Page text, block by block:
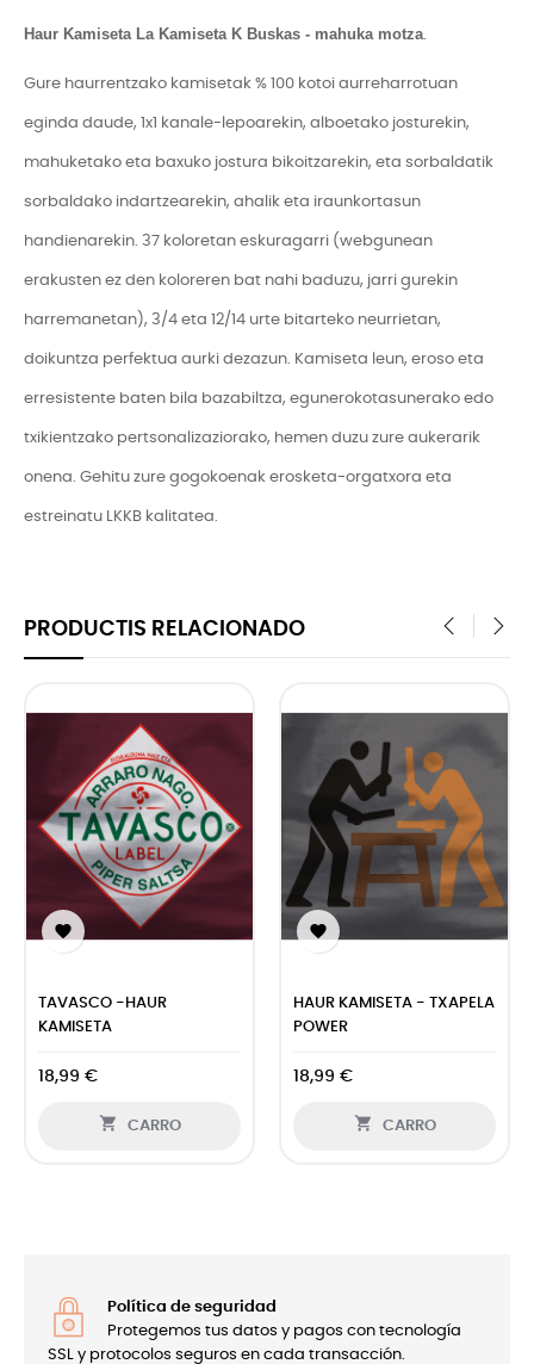
Haur Kamiseta La Kamiseta K Buskas - mahuka motza.
Gure haurrentzako kamisetak % 100 kotoi aurreharrotuan
eginda daude, 1x1 kanale-lepoarekin, alboetako josturekin,
mahuketako eta baxuko jostura bikoitzarekin, eta sorbaldatik
sorbaldako indartzearekin, ahalik eta iraunkortasun
handienarekin. 37 koloretan eskuragarri (webgunean
erakusten ez den koloreren bat nahi baduzu, jarri gurekin
harremanetan), 3/4 eta 12/14 urte bitarteko neurrietan,
doikuntza perfektua aurki dezazun. Kamiseta leun, eroso eta
erresistente baten bila bazabiltza, egunerokotasunerako edo
txikientzako pertsonalizaziorako, hemen duzu zure aukerarik
onena. Gehitu zure gogokoenak erosketa-orgatxora eta
estreinatu LKKB kalitatea.
PRODUCTIS RELACIONADO

TAVASCO -HAUR
KAMISETA
18,99 €
 CARRO

HAUR KAMISETA - TXAPELA
POWER
18,99 €
 CARRO
Política de seguridad
Protegemos tus datos y pagos con tecnología
SSL y protocolos seguros en cada transacción.